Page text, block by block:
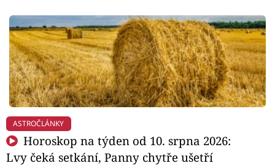
ASTROČLÁNKY
Horoskop na týden od 10. srpna 2026:
Lvy čeká setkání, Panny chytře ušetří